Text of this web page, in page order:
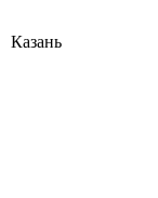
Казань